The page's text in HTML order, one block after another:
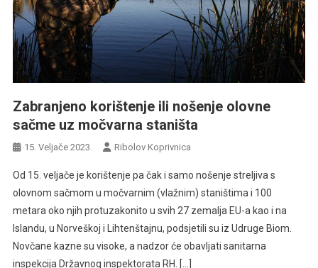
Zabranjeno korištenje ili nošenje olovne
sačme uz močvarna staništa
15. Veljače 2023. Ribolov Koprivnica
Od 15. veljače je korištenje pa čak i samo nošenje streljiva s
olovnom sačmom u močvarnim (vlažnim) staništima i 100
metara oko njih protuzakonito u svih 27 zemalja EU-a kao i na
Islandu, u Norveškoj i Lihtenštajnu, podsjetili su iz Udruge Biom.
Novčane kazne su visoke, a nadzor će obavljati sanitarna
inspekcija Državnog inspektorata RH. […]